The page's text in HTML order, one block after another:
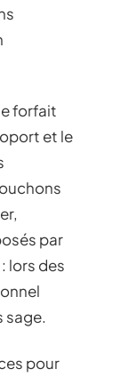
forfait
et le
par
lors des
sage.
pour